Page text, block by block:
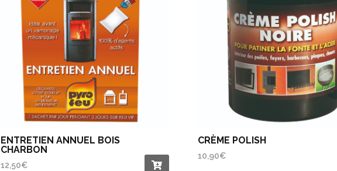
ENTRETIEN ANNUEL BOIS
CHARBON
12,50€
CRÈME POLISH
10,90€